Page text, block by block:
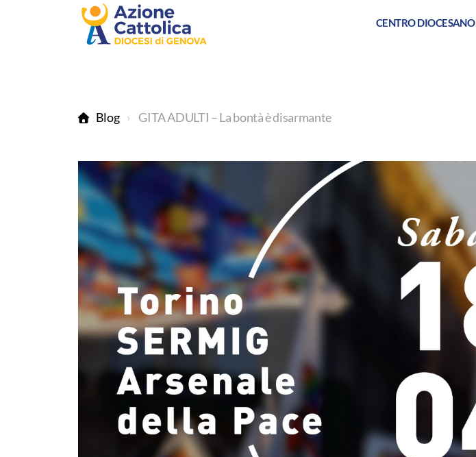
CENTRO DIOCESANO
Blog GITA ADULTI – La bontà è disarmante